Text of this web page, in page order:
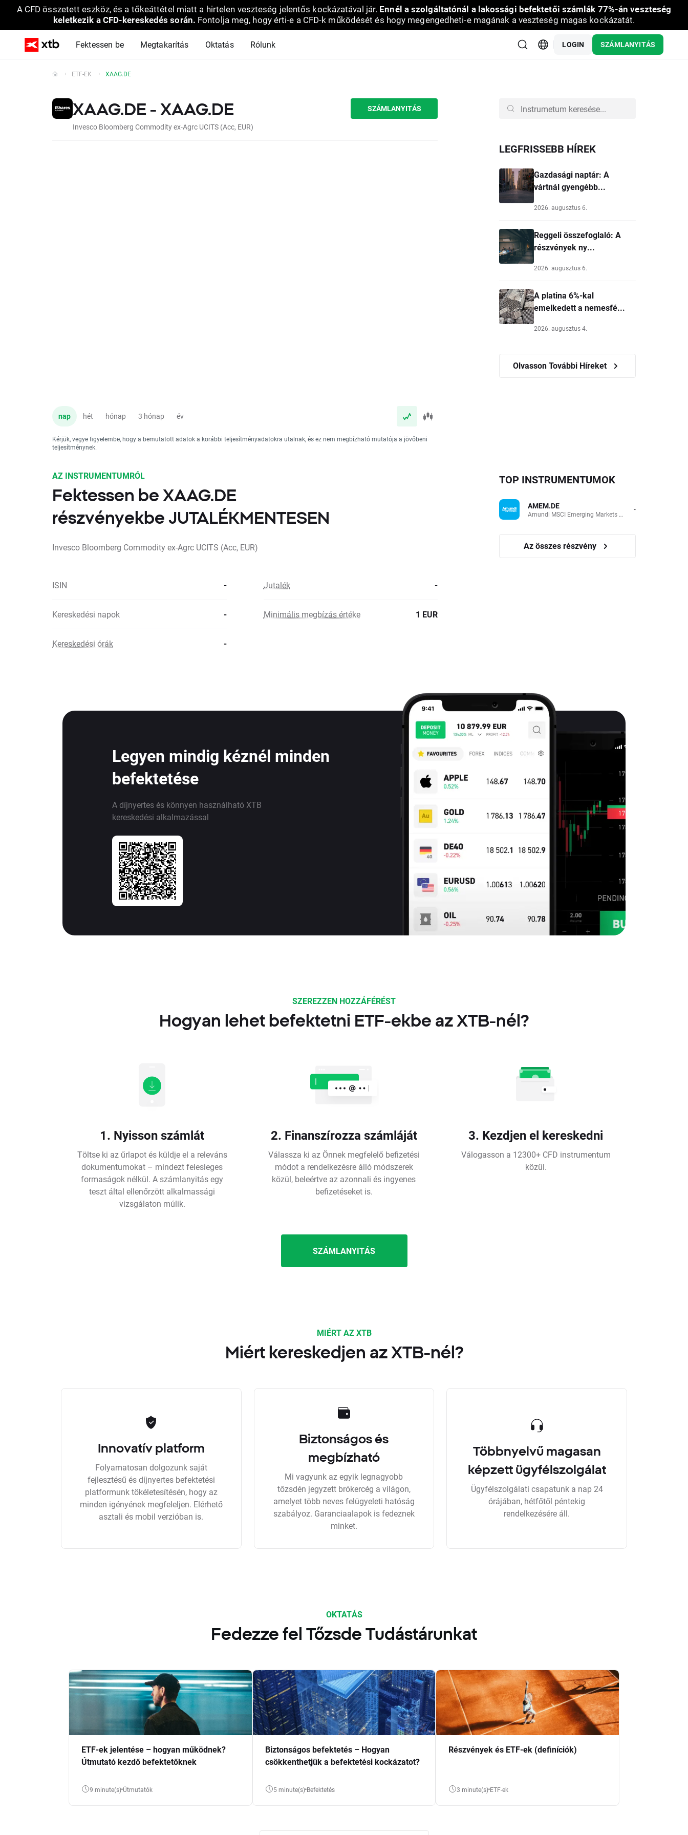
A CFD összetett eszköz, és a tőkeáttétel miatt a hirtelen veszteség jelentős kockázatával jár. Ennél a szolgáltatónál a lakossági befektetői számlák 77%-án veszteség
keletkezik a CFD-kereskedés során. Fontolja meg, hogy érti-e a CFD-k működését és hogy megengedheti-e magának a veszteség magas kockázatát.
Fektessen be Megtakarítás Oktatás Rólunk LOGIN SZÁMLANYITÁS
ETF-EK XAAG.DE
XAAG.DE - XAAG.DE
Invesco Bloomberg Commodity ex-Agrc UCITS (Acc, EUR)
SZÁMLANYITÁS
nap hét hónap 3 hónap év
Kérjük, vegye figyelembe, hogy a bemutatott adatok a korábbi teljesítményadatokra utalnak, és ez nem megbízható mutatója a jövőbeni
teljesítménynek.
LEGFRISSEBB HÍREK
Gazdasági naptár: A
vártnál gyengébb...
2026. augusztus 6.
Reggeli összefoglaló: A
részvények ny...
2026. augusztus 6.
A platina 6%-kal
emelkedett a nemesfé...
2026. augusztus 4.
Olvasson További Híreket
AZ INSTRUMENTUMRÓL
Fektessen be XAAG.DE
részvényekbe JUTALÉKMENTESEN
Invesco Bloomberg Commodity ex-Agrc UCITS (Acc, EUR)
ISIN - Jutalék -
Kereskedési napok - Minimális megbízás értéke 1 EUR
Kereskedési órák -
TOP INSTRUMENTUMOK
AMEM.DE
Amundi MSCI Emerging Markets UCITS (Acc EUR) -
Az összes részvény
Legyen mindig kéznél minden
befektetése
A díjnyertes és könnyen használható XTB
kereskedési alkalmazással
SZEREZZEN HOZZÁFÉRÉST
Hogyan lehet befektetni ETF-ekbe az XTB-nél?
1. Nyisson számlát
Töltse ki az űrlapot és küldje el a releváns
dokumentumokat – mindezt felesleges
formaságok nélkül. A számlanyitás egy
teszt által ellenőrzött alkalmassági
vizsgálaton múlik.
2. Finanszírozza számláját
Válassza ki az Önnek megfelelő befizetési
módot a rendelkezésre álló módszerek
közül, beleértve az azonnali és ingyenes
befizetéseket is.
3. Kezdjen el kereskedni
Válogasson a 12300+ CFD instrumentum
közül.
SZÁMLANYITÁS
MIÉRT AZ XTB
Miért kereskedjen az XTB-nél?
Innovatív platform
Folyamatosan dolgozunk saját
fejlesztésű és díjnyertes befektetési
platformunk tökéletesítésén, hogy az
minden igényének megfeleljen. Elérhető
asztali és mobil verzióban is.
Biztonságos és
megbízható
Mi vagyunk az egyik legnagyobb
tőzsdén jegyzett brókercég a világon,
amelyet több neves felügyeleti hatóság
szabályoz. Garanciaalapok is fedeznek
minket.
Többnyelvű magasan
képzett ügyfélszolgálat
Ügyfélszolgálati csapatunk a nap 24
órájában, hétfőtől péntekig
rendelkezésére áll.
OKTATÁS
Fedezze fel Tőzsde Tudástárunkat
ETF-ek jelentése – hogyan működnek?
Útmutató kezdő befektetőknek
9 minute(s) Útmutatók
Biztonságos befektetés – Hogyan
csökkenthetjük a befektetési kockázatot?
5 minute(s) Befektetés
Részvények és ETF-ek (definíciók)
3 minute(s) ETF-ek